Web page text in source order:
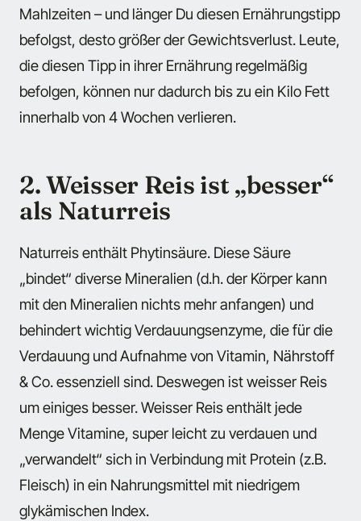
Mahlzeiten – und länger Du diesen Ernährungstipp
befolgst, desto größer der Gewichtsverlust. Leute,
die diesen Tipp in ihrer Ernährung regelmäßig
befolgen, können nur dadurch bis zu ein Kilo Fett
innerhalb von 4 Wochen verlieren.
2. Weisser Reis ist „besser“
als Naturreis
Naturreis enthält Phytinsäure. Diese Säure
„bindet“ diverse Mineralien (d.h. der Körper kann
mit den Mineralien nichts mehr anfangen) und
behindert wichtig Verdauungsenzyme, die für die
Verdauung und Aufnahme von Vitamin, Nährstoff
& Co. essenziell sind. Deswegen ist weisser Reis
um einiges besser. Weisser Reis enthält jede
Menge Vitamine, super leicht zu verdauen und
„verwandelt“ sich in Verbindung mit Protein (z.B.
Fleisch) in ein Nahrungsmittel mit niedrigem
glykämischen Index.